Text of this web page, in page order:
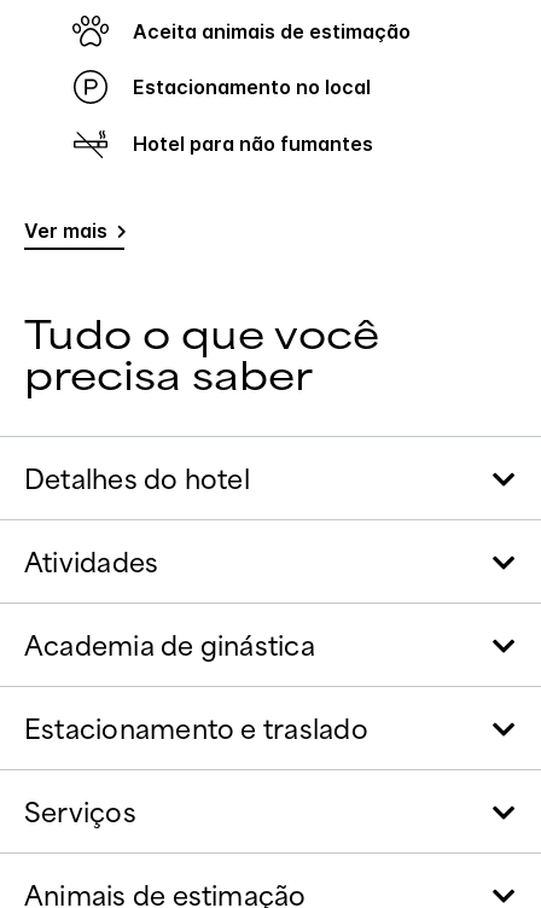
Aceita animais de estimação
Estacionamento no local
Hotel para não fumantes
Ver mais
Tudo o que você
precisa saber
Detalhes do hotel
Atividades
Academia de ginástica
Estacionamento e traslado
Serviços
Animais de estimação